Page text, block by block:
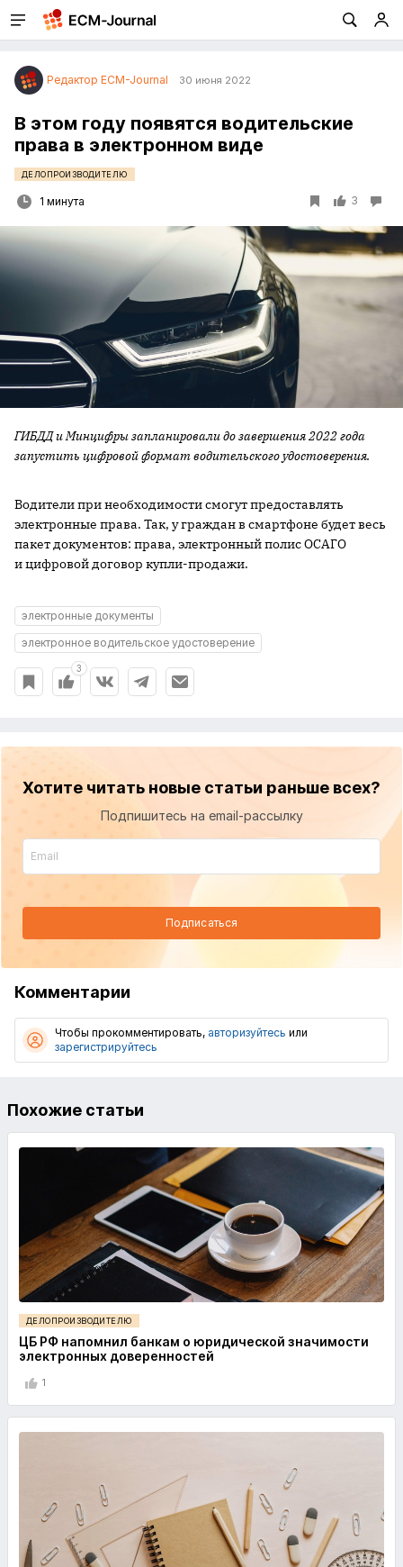
Редактор ECM-Journal 30 июня 2022
В этом году появятся водительские
права в электронном виде
ДЕЛОПРОИЗВОДИТЕЛЮ
1 минута 3
ГИБДД и Минцифры запланировали до завершения 2022 года
запустить цифровой формат водительского удостоверения.
Водители при необходимости смогут предоставлять
электронные права. Так, у граждан в смартфоне будет весь
пакет документов: права, электронный полис ОСАГО
и цифровой договор купли-продажи.
электронные документы
электронное водительское удостоверение
3
Хотите читать новые статьи раньше всех?
Подпишитесь на email-рассылку
Подписаться
Комментарии
Чтобы прокомментировать, авторизуйтесь или
зарегистрируйтесь
Похожие статьи
ДЕЛОПРОИЗВОДИТЕЛЮ
ЦБ РФ напомнил банкам о юридической значимости
электронных доверенностей
1